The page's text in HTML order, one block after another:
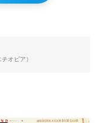
オピア）